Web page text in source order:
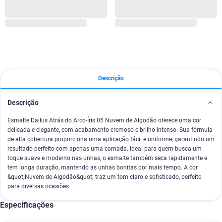
Descrição
Descrição
Esmalte Dailus Atrás do Arco-Íris 05 Nuvem de Algodão oferece uma cor
delicada e elegante, com acabamento cremoso e brilho intenso. Sua fórmula
de alta cobertura proporciona uma aplicação fácil e uniforme, garantindo um
resultado perfeito com apenas uma camada. Ideal para quem busca um
toque suave e moderno nas unhas, o esmalte também seca rapidamente e
tem longa duração, mantendo as unhas bonitas por mais tempo. A cor
&quot;Nuvem de Algodão&quot; traz um tom claro e sofisticado, perfeito
para diversas ocasiões.
Especificações